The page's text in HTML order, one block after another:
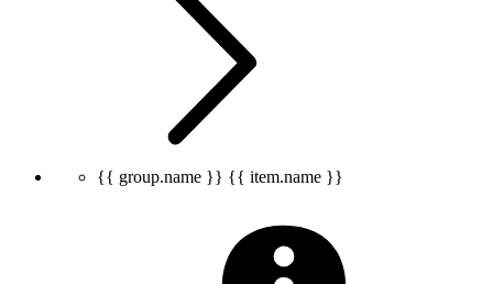
{{ group.name }} {{ item.name }}